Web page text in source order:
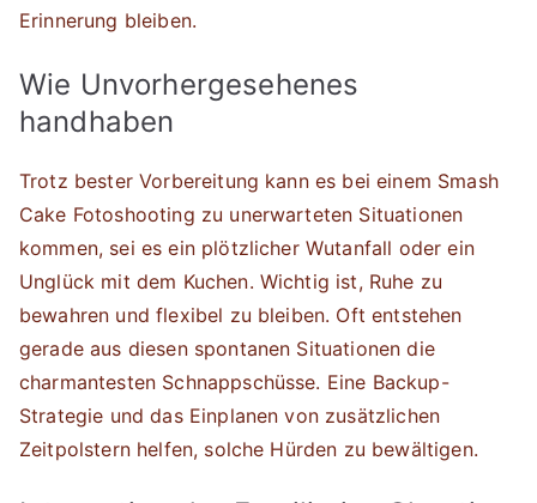
Erinnerung bleiben.
Wie Unvorhergesehenes
handhaben
Trotz bester Vorbereitung kann es bei einem Smash
Cake Fotoshooting zu unerwarteten Situationen
kommen, sei es ein plötzlicher Wutanfall oder ein
Unglück mit dem Kuchen. Wichtig ist, Ruhe zu
bewahren und flexibel zu bleiben. Oft entstehen
gerade aus diesen spontanen Situationen die
charmantesten Schnappschüsse. Eine Backup-
Strategie und das Einplanen von zusätzlichen
Zeitpolstern helfen, solche Hürden zu bewältigen.